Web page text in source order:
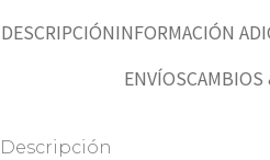
DESCRIPCIÓNINFORMACIÓN
ENVÍOSCAMBIOS
Descripción